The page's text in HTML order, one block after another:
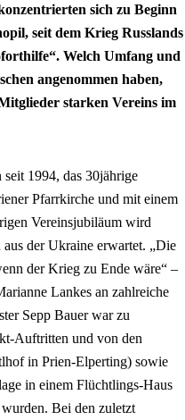
sich zu Beginn
seit dem Krieg Russlands
Welch Umfang und
angenommen haben,
starken Vereins im
1994, das 30jährige
Pfarrkirche und mit einem
Vereinsjubiläum wird
der Ukraine erwartet. „Die
der Krieg zu Ende wäre“ –
Lankes an zahlreiche
Sepp Bauer war zu
Auftritten und von den
in Prien-Elperting) sowie
in einem Flüchtlings-Haus
Bei den zuletzt